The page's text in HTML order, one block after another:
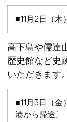
■11月2日（
高下島や儒達
歴史館など史
いただきます。
■11月3日（
港から帰途〕